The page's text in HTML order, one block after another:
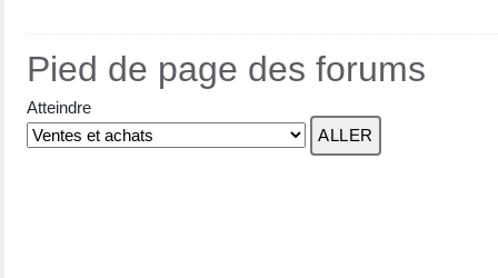
Pied de page des forums
Atteindre